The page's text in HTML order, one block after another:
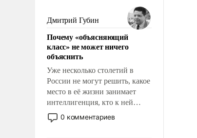
Дмитрий Губин
Почему «объясняющий
класс» не может ничего
объяснить
Уже несколько столетий в
России не могут решить, какое
место в её жизни занимает
интеллигенция, кто к ней
принадлежит, а кого из неё
исключили с правом
0 комментариев